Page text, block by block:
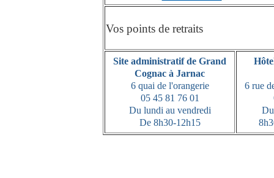
Vos points de retraits
Site administratif de Grand
Cognac à Jarnac
6 quai de l'orangerie
05 45 81 76 01
Du lundi au vendredi
De 8h30-12h15
6 rue